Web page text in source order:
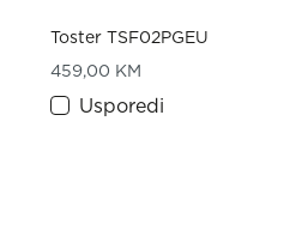
Toster TSF02PGEU
459,00 KM
Usporedi